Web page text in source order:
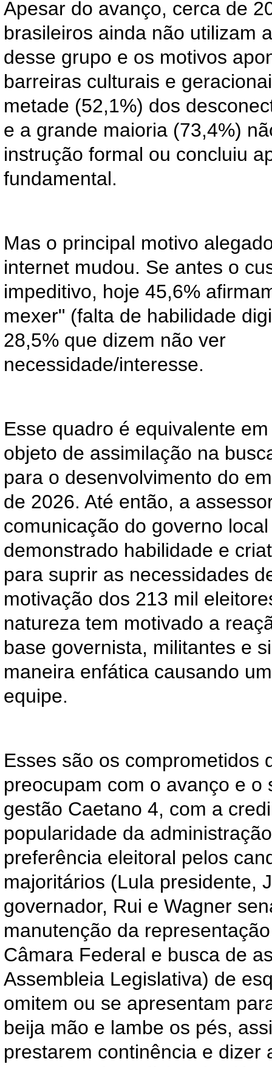
Apesar do avanço, cerca de
brasileiros ainda não utilizam
desse grupo e os motivos
barreiras culturais e
metade (52,1%) dos
e a grande maioria (73,4%)
instrução formal ou concluiu
fundamental.
Mas o principal motivo
internet mudou. Se antes o
impeditivo, hoje 45,6%
mexer" (falta de habilidade
28,5% que dizem não ver
necessidade/interesse.
Esse quadro é equivalente
objeto de assimilação na
para o desenvolvimento do
de 2026. Até então, a
comunicação do governo
demonstrado habilidade e
para suprir as necessidades
motivação dos 213 mil
natureza tem motivado a
base governista, militantes e
maneira enfática causando
equipe.
Esses são os comprometidos
preocupam com o avanço e o
gestão Caetano 4, com a
popularidade da
preferência eleitoral pelos
majoritários (Lula presidente,
governador, Rui e Wagner
manutenção da
Câmara Federal e busca de
Assembleia Legislativa) de
omitem ou se apresentam
beija mão e lambe os pés,
prestarem continência e dizer